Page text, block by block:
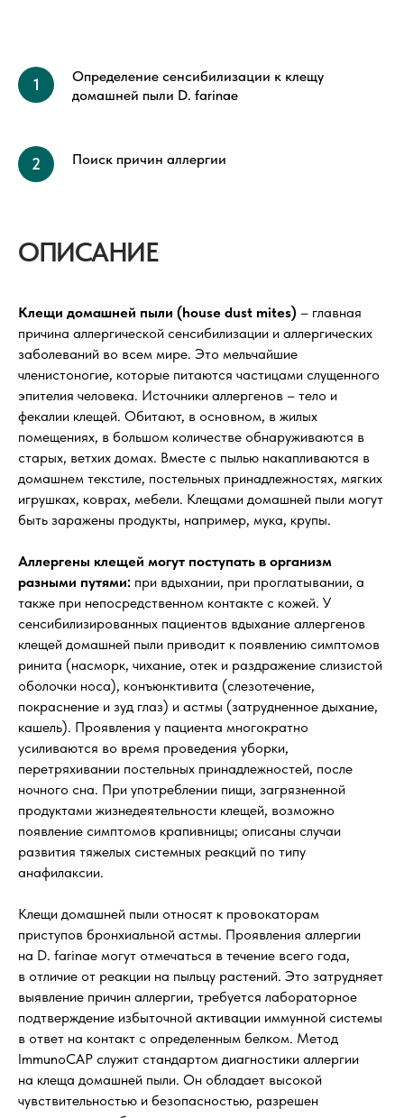
Определение сенсибилизации к клещу
домашней пыли D. farinae
Поиск причин аллергии
ОПИСАНИЕ
Клещи домашней пыли (house dust mites) – главная
причина аллергической сенсибилизации и аллергических
заболеваний во всем мире. Это мельчайшие
членистоногие, которые питаются частицами слущенного
эпителия человека. Источники аллергенов – тело и
фекалии клещей. Обитают, в основном, в жилых
помещениях, в большом количестве обнаруживаются в
старых, ветхих домах. Вместе с пылью накапливаются в
домашнем текстиле, постельных принадлежностях, мягких
игрушках, коврах, мебели. Клещами домашней пыли могут
быть заражены продукты, например, мука, крупы.
Аллергены клещей могут поступать в организм
разными путями: при вдыхании, при проглатывании, а
также при непосредственном контакте с кожей. У
сенсибилизированных пациентов вдыхание аллергенов
клещей домашней пыли приводит к появлению симптомов
ринита (насморк, чихание, отек и раздражение слизистой
оболочки носа), конъюнктивита (слезотечение,
покраснение и зуд глаз) и астмы (затрудненное дыхание,
кашель). Проявления у пациента многократно
усиливаются во время проведения уборки,
перетряхивании постельных принадлежностей, после
ночного сна. При употреблении пищи, загрязненной
продуктами жизнедеятельности клещей, возможно
появление симптомов крапивницы; описаны случаи
развития тяжелых системных реакций по типу
анафилаксии.
Клещи домашней пыли относят к провокаторам
приступов бронхиальной астмы. Проявления аллергии
на D. farinae могут отмечаться в течение всего года,
в отличие от реакции на пыльцу растений. Это затрудняет
выявление причин аллергии, требуется лабораторное
подтверждение избыточной активации иммунной системы
в ответ на контакт с определенным белком. Метод
ImmunoCAP служит стандартом диагностики аллергии
на клеща домашней пыли. Он обладает высокой
чувствительностью и безопасностью, разрешен